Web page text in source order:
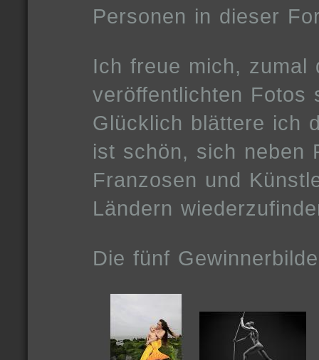
Personen in dieser
Ich freue mich, zumal
veröffentlichten Fotos
Glücklich blättere ich
ist schön, sich neben
Franzosen und
Ländern
Die fünf